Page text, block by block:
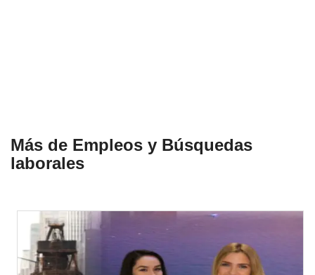
Más de Empleos y Búsquedas
laborales